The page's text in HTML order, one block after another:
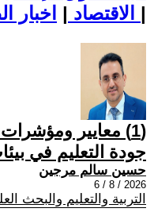
الاقتصاد | |
(1) معايير
جودة التعليم في
حسين سالم مرجين
2026 / 8 / 6
التربية والتعليم والبحث